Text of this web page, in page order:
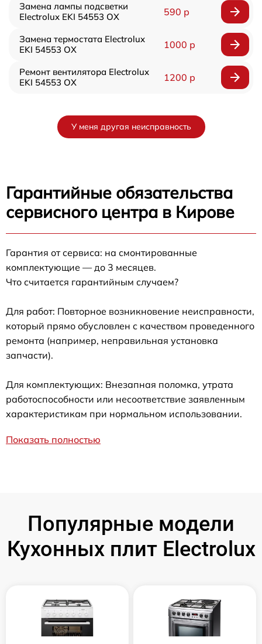
Замена лампы подсветки
Electrolux EKI 54553 OX
590 р
Замена термостата Electrolux
EKI 54553 OX
1000 р
Ремонт вентилятора Electrolux
EKI 54553 OX
1200 р
У меня другая неисправность
Гарантийные обязательства
сервисного центра в Кирове
Гарантия от сервиса: на смонтированные
комплектующие — до 3 месяцев.
Что считается гарантийным случаем?
Для работ: Повторное возникновение неисправности,
который прямо обусловлен с качеством проведенного
ремонта (например, неправильная установка
запчасти).
Для комплектующих: Внезапная поломка, утрата
работоспособности или несоответствие заявленным
характеристикам при нормальном использовании.
Показать полностью
Популярные модели
Кухонных плит Electrolux